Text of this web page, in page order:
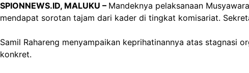
SPIONNEWS.ID, MALUKU – Mandeknya pelaksanaan
mendapat sorotan tajam dari kader di tingkat komisariat.
Samil Rahareng menyampaikan keprihatinannya atas stagnasi
konkret.